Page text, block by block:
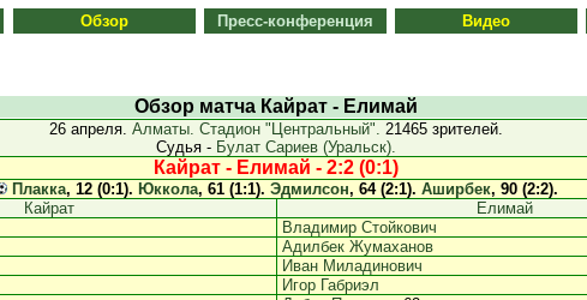
Обзор Пресс-конференция Видео
Обзор матча Кайрат - Елимай
26 апреля. Алматы. Стадион "Центральный". 21465 зрителей.
Судья - Булат Сариев (Уральск).
Кайрат - Елимай - 2:2 (0:1)
Плакка, 12 (0:1). Юккола, 61 (1:1). Эдмилсон, 64 (2:1). Аширбек, 90 (2:2).
Кайрат
Елимай
Владимир Стойкович
Адилбек Жумаханов
Иван Миладинович
Игор Габриэл